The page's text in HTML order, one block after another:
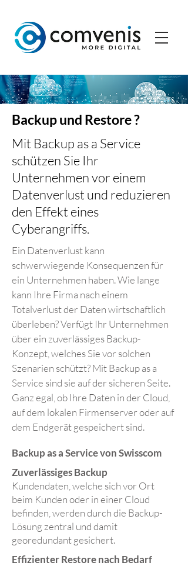
Backup und Restore ?
Mit Backup as a Service
schützen Sie Ihr
Unternehmen vor einem
Datenverlust und reduzieren
den Effekt eines
Cyberangriffs.
Ein Datenverlust kann
schwerwiegende Konsequenzen für
ein Unternehmen haben. Wie lange
kann Ihre Firma nach einem
Totalverlust der Daten wirtschaftlich
überleben? Verfügt Ihr Unternehmen
über ein zuverlässiges Backup-
Konzept, welches Sie vor solchen
Szenarien schützt? Mit Backup as a
Service sind sie auf der sicheren Seite.
Ganz egal, ob Ihre Daten in der Cloud,
auf dem lokalen Firmenserver oder auf
dem Endgerät gespeichert sind.
Backup as a Service von Swisscom
Zuverlässiges Backup
Kundendaten, welche sich vor Ort
beim Kunden oder in einer Cloud
befinden, werden durch die Backup-
Lösung zentral und damit
georedundant gesichert.
Effizienter Restore nach Bedarf